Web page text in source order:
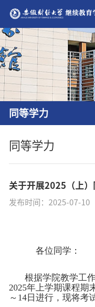
同等学力
同等学力
关于开展2025（上）
发布时间：2025-07-10
各位同学：
根据学院教学工
2025年上学期课程期
～ 14日进行，现将考